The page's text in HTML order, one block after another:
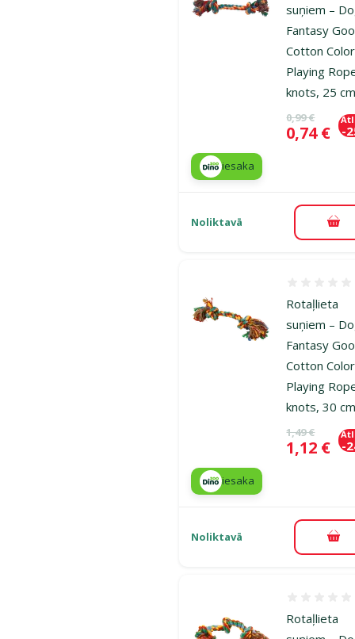
suņiem –
Fantasy
Cotton
Playing
knots, 25
Oriģinālā
0,99 €
Cena
0,74 € -
iesaka
Noliktavā
Rotaļlieta
suņiem –
Fantasy
Cotton
Playing
knots, 30
Oriģinālā
1,49 €
Cena
1,12 € -
iesaka
Noliktavā
Rotaļlieta